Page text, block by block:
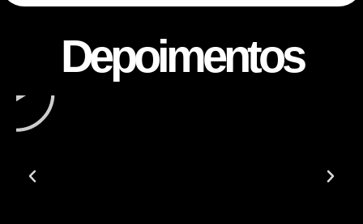
Depoimentos